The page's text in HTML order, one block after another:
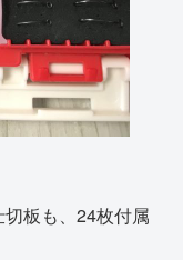
板も、24枚付属